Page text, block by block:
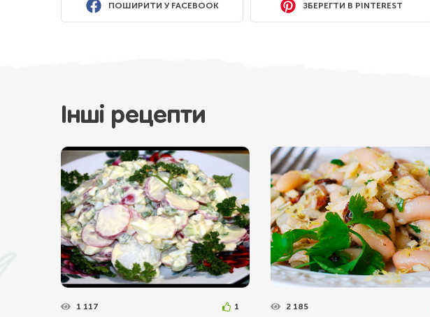
ПОШИРИТИ У FACEBOOK ЗБЕРЕГТИ В PINTEREST
Інші рецепти
1 117 1 2 185